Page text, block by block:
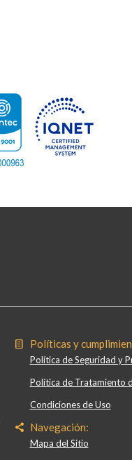
Políticas y
Política de Seguridad y
Política de Tratamiento
Condiciones de Uso
Navegación:
Mapa del Sitio